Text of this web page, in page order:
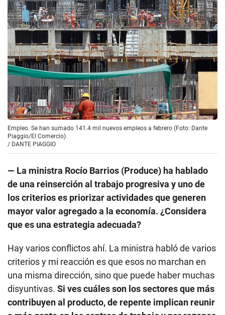
Empleo. Se han sumado 141.4 mil nuevos empleos a febrero (Foto: Dante
Piaggio/El Comercio)
/ DANTE PIAGGIO
— La ministra Rocío Barrios (Produce) ha hablado
de una reinserción al trabajo progresiva y uno de
los criterios es priorizar actividades que generen
mayor valor agregado a la economía. ¿Considera
que es una estrategia adecuada?
Hay varios conflictos ahí. La ministra habló de varios
criterios y mi reacción es que esos no marchan en
una misma dirección, sino que puede haber muchas
disyuntivas. Si ves cuáles son los sectores que más
contribuyen al producto, de repente implican reunir